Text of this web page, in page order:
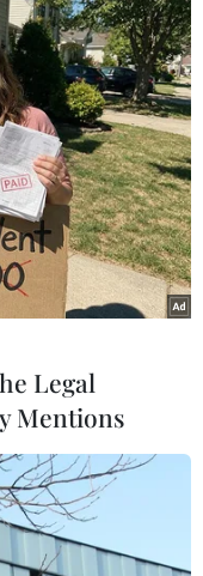
năng tái
có bài phát biểu
với ngụ
vào năm 2024.
Legal
Mentions